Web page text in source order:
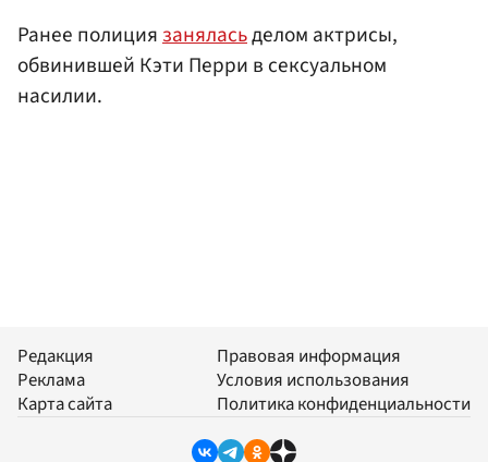
Ранее полициязаняласьделом актрисы,
обвинившей Кэти Перри в сексуальном
насилии.
Редакция
Реклама
Карта сайта
Правовая информация
Условия использования
Политика конфиденциальности